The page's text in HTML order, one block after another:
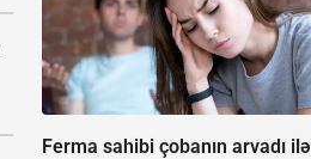
Ferma sahibi çobanın arvadı ilə